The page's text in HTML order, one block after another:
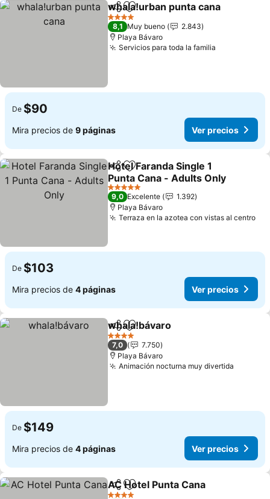
CompartirAgregar a favoritos
whala!urban punta cana
4 Estrellas
8,1 Muy bueno
2.843
Playa Bávaro
Servicios para toda la familia
De $90
Mira precios de 9 páginas Ver precios
CompartirAgregar a favoritos
Hotel Faranda Single 1
Punta Cana - Adults Only
5 Estrellas
9,0 Excelente
1.392
Playa Bávaro
Terraza en la azotea con vistas al centro
De $103
Mira precios de 4 páginas Ver precios
CompartirAgregar a favoritos
whala!bávaro
4 Estrellas
7,0
7.750
Playa Bávaro
Animación nocturna muy divertida
De $149
Mira precios de 4 páginas Ver precios
CompartirAgregar a favoritos
AC Hotel Punta Cana